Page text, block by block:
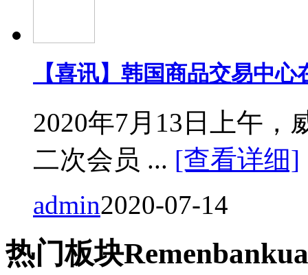
【喜讯】韩国商品交易中
2020年7月13日上午，
二次会员 ... [查看详细]
admin2020-07-14
热门板块Remen